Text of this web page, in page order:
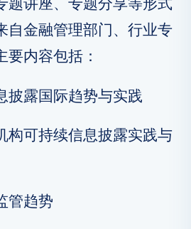
自金融管理部门、行业专
要内容包括：
披露国际趋势与实践
构可持续信息披露实践与
管趋势